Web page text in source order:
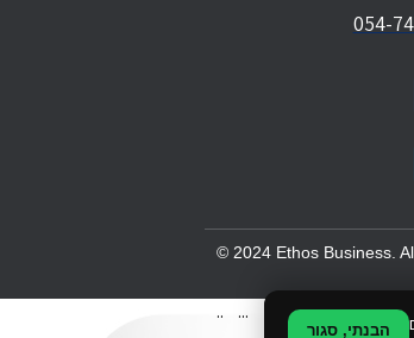
054-
הבנתי, סגור
© 2024 Ethos Business.
.. ...